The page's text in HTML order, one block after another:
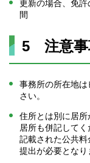
更新の場合、免
間
5 注意事
事務所の所在地
さい。
住所とは別に居
居所も併記して
記載された公共
提出が必要となり